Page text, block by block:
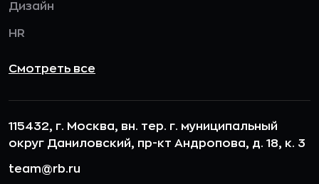
Дизайн
HR
Смотреть все
115432, г. Москва, вн. тер. г. муниципальный
округ Даниловский, пр-кт Андропова, д. 18, к. 3
team@rb.ru